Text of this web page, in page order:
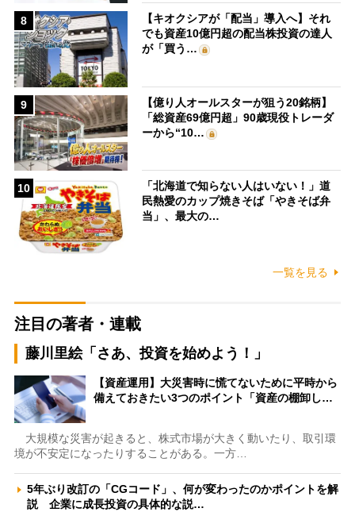
8
【キオクシアが「配当」導入へ】それ
でも資産10億円超の配当株投資の達人
が「買う…
9
【億り人オールスターが狙う20銘柄】
「総資産69億円超」90歳現役トレーダ
ーから“10…
10
「北海道で知らない人はいない！」道
民熱愛のカップ焼きそば「やきそば弁
当」、最大の…
一覧を見る
注目の著者・連載
藤川里絵「さあ、投資を始めよう！」
【資産運用】大災害時に慌てないために平時から
備えておきたい3つのポイント「資産の棚卸し…
大規模な災害が起きると、株式市場が大きく動いたり、取引環
境が不安定になったりすることがある。一方…
5年ぶり改訂の「CGコード」、何が変わったのかポイントを解
説 企業に成長投資の具体的な説…